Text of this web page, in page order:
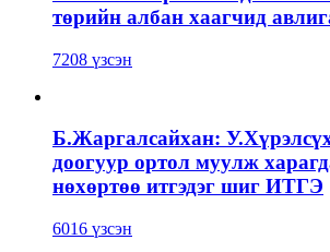
төрийн албан хаагчид
7208 үзсэн
Б.Жаргалсайхан:
доогуур ортол муулж
нөхөртөө итгэдэг шиг ИТГЭ
6016 үзсэн